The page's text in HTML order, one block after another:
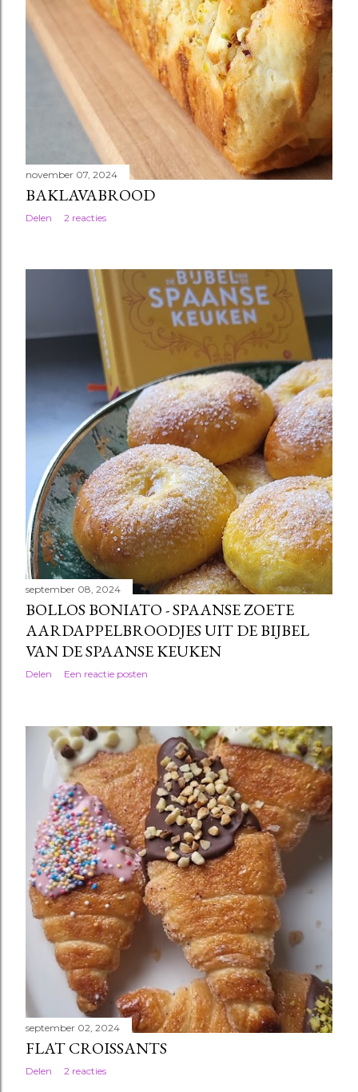
november 07, 2024
BAKLAVABROOD
Delen 2 reacties
september 08, 2024
BOLLOS BONIATO - SPAANSE ZOETE
AARDAPPELBROODJES UIT DE BIJBEL
VAN DE SPAANSE KEUKEN
Delen Een reactie posten
september 02, 2024
FLAT CROISSANTS
Delen 2 reacties